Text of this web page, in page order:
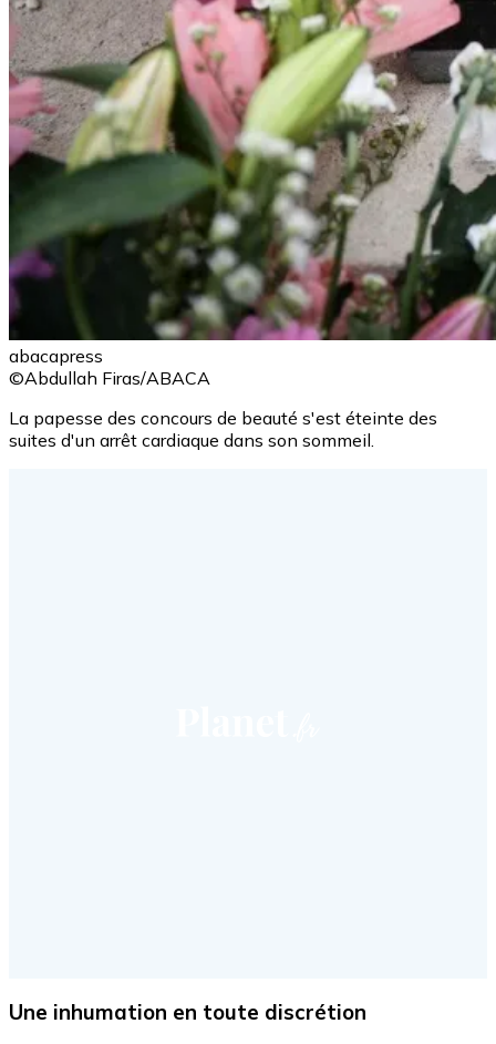
abacapress
©Abdullah Firas/ABACA
La papesse des concours de beauté s'est éteinte des
suites d'un arrêt cardiaque dans son sommeil.
Une inhumation en toute discrétion